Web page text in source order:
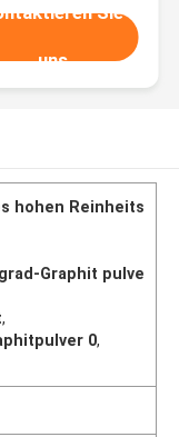
Sie
uns
hohen Reinheits
Graphit pulve
,
0,